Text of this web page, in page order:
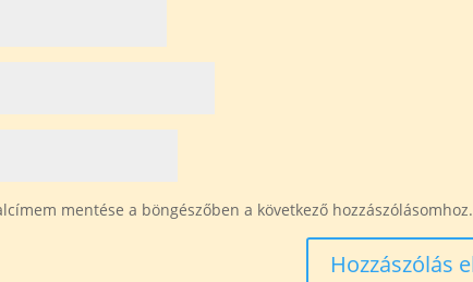
mentése a böngészőben a következő hozzászólásomhoz.